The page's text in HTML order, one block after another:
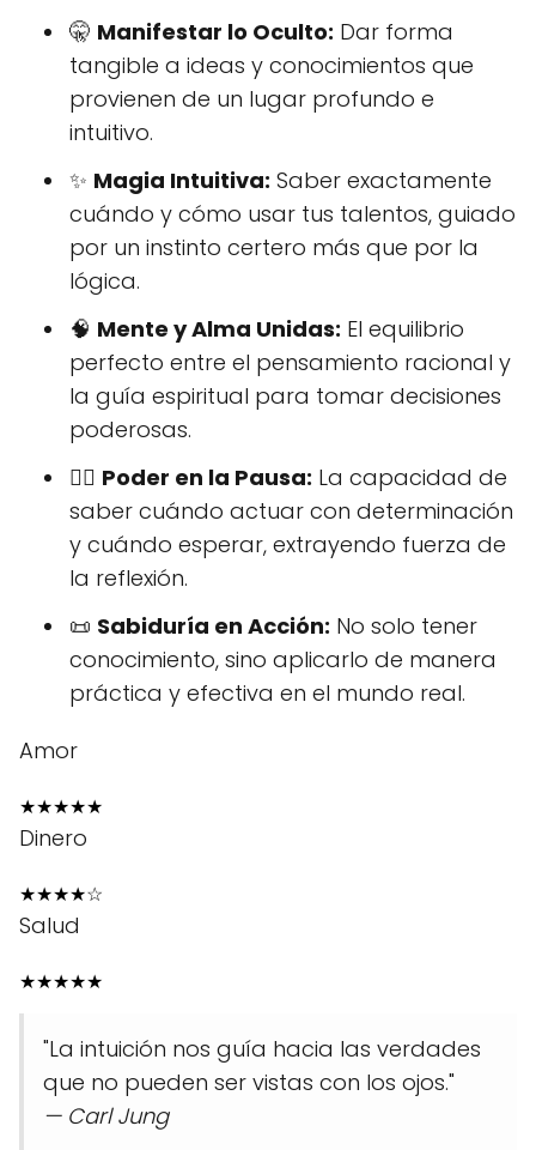
🤫 Manifestar lo Oculto: Dar forma
tangible a ideas y conocimientos que
provienen de un lugar profundo e
intuitivo.
✨ Magia Intuitiva: Saber exactamente
cuándo y cómo usar tus talentos, guiado
por un instinto certero más que por la
lógica.
🧠 Mente y Alma Unidas: El equilibrio
perfecto entre el pensamiento racional y
la guía espiritual para tomar decisiones
poderosas.
🧘‍♂️ Poder en la Pausa: La capacidad de
saber cuándo actuar con determinación
y cuándo esperar, extrayendo fuerza de
la reflexión.
📜 Sabiduría en Acción: No solo tener
conocimiento, sino aplicarlo de manera
práctica y efectiva en el mundo real.
Amor
★★★★★
Dinero
★★★★☆
Salud
★★★★★
"La intuición nos guía hacia las verdades
que no pueden ser vistas con los ojos."
— Carl Jung